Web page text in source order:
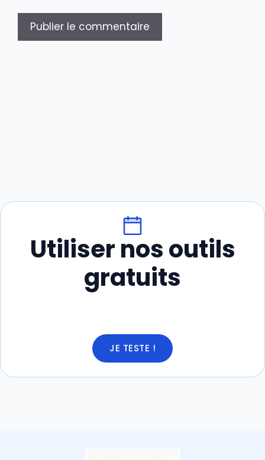
Utiliser nos outils
gratuits
JE TESTE !